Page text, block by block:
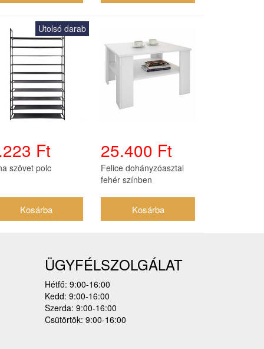
Utolsó darab
Ft
szövet polc
25.400 Ft
Felice dohányzóasztal
fehér színben
ÜGYFÉLSZOLGÁLAT
Hétfő: 9:00-16:00
Kedd: 9:00-16:00
Szerda: 9:00-16:00
Csütörtök: 9:00-16:00